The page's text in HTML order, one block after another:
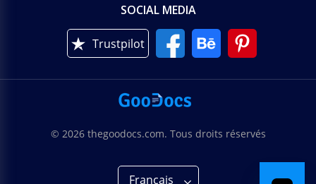
SOCIAL MEDIA
Trustpilot
© 2026 thegoodocs.com. Tous droits réservés
Français